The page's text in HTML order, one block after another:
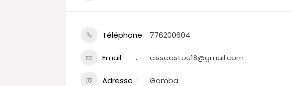
Téléphone 776200604
Email cisseastou18@gmail.com
Adresse Gomba